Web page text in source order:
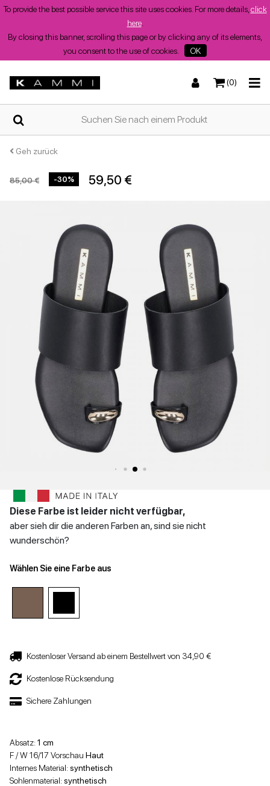
To provide the best possible service this site uses cookies. For more details, click
here.
By closing this banner, scrolling this page or by clicking any of its elements,
you consent to the use of cookies.
OK
(0)
ZUHAUSE
WER
WIR
SIND
SHOPS
WINTER
DAMENSCHUHE
MANN
SCHUHE
KONTAKT
Einloggen
ES
TurnschuheNiedrige Sandalen
Sandaletten Stöckelschuhe
Niedrige Schuhe
zurück
TurnschuheStiefel und Stiefeletten
Niedrige Schuhe
zurück
Geh zurück
85,00 € -30% 59,50 €
Diese Farbe ist leider nicht verfügbar,
aber sieh dir die anderen Farben an, sind sie nicht
wunderschön?
Wählen Sie eine Farbe aus
Kostenloser Versand ab einem Bestellwert von 34,90 €
Kostenlose Rücksendung
Sichere Zahlungen
Absatz:1 cm
F / W 16/17 Vorschau Haut
Internes Material:synthetisch
Sohlenmaterial:synthetisch